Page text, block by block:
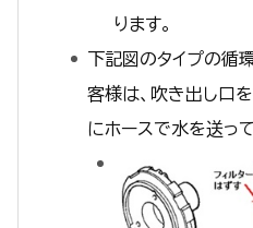
ります。
下記図のタイプの循
客様は、吹き出し口
にホースで水を送っ